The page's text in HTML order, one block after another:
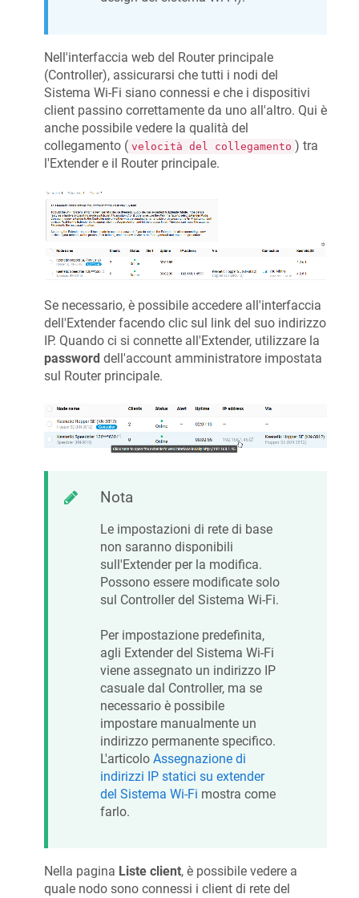
Nell'interfaccia web del Router principale
(Controller), assicurarsi che tutti i nodi del
Sistema Wi-Fi siano connessi e che i dispositivi
client passino correttamente da uno all'altro. Qui è
anche possibile vedere la qualità del
collegamento ( velocità del collegamento ) tra
l'Extender e il Router principale.
Se necessario, è possibile accedere all'interfaccia
dell'Extender facendo clic sul link del suo indirizzo
IP. Quando ci si connette all'Extender, utilizzare la
password dell'account amministratore impostata
sul Router principale.
Nota
Le impostazioni di rete di base
non saranno disponibili
sull'Extender per la modifica.
Possono essere modificate solo
sul Controller del Sistema Wi-Fi.
Per impostazione predefinita,
agli Extender del Sistema Wi-Fi
viene assegnato un indirizzo IP
casuale dal Controller, ma se
necessario è possibile
impostare manualmente un
indirizzo permanente specifico.
L'articolo Assegnazione di
indirizzi IP statici su extender
del Sistema Wi-Fi mostra come
farlo.
Nella pagina Liste client, è possibile vedere a
quale nodo sono connessi i client di rete del